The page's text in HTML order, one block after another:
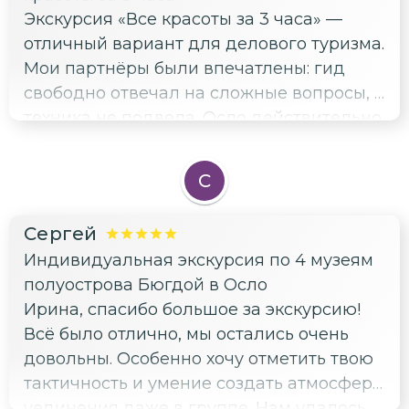
Экскурсия «Все красоты за 3 часа» —
отличный вариант для делового туризма.
Мои партнёры были впечатлены: гид
свободно отвечал на сложные вопросы, а
техника не подвела. Осло действительно
мы успели увидеть все главные
достопримечательности. Обязательно
улице, ярким районам Акер-Брюгге и
Тьювхолмен, поднялись на крышу
здания Оперы, заглянули в Домский
собор, посетили Ратушу и многое другое.
Спасибо, что помогли произвести
впечатление!
С
Сергей
Индивидуальная экскурсия по 4 музеям
полуострова Бюгдой в Осло
Ирина, спасибо большое за экскурсию!
Всё было отлично, мы остались очень
довольны. Особенно хочу отметить твою
тактичность и умение создать атмосферу